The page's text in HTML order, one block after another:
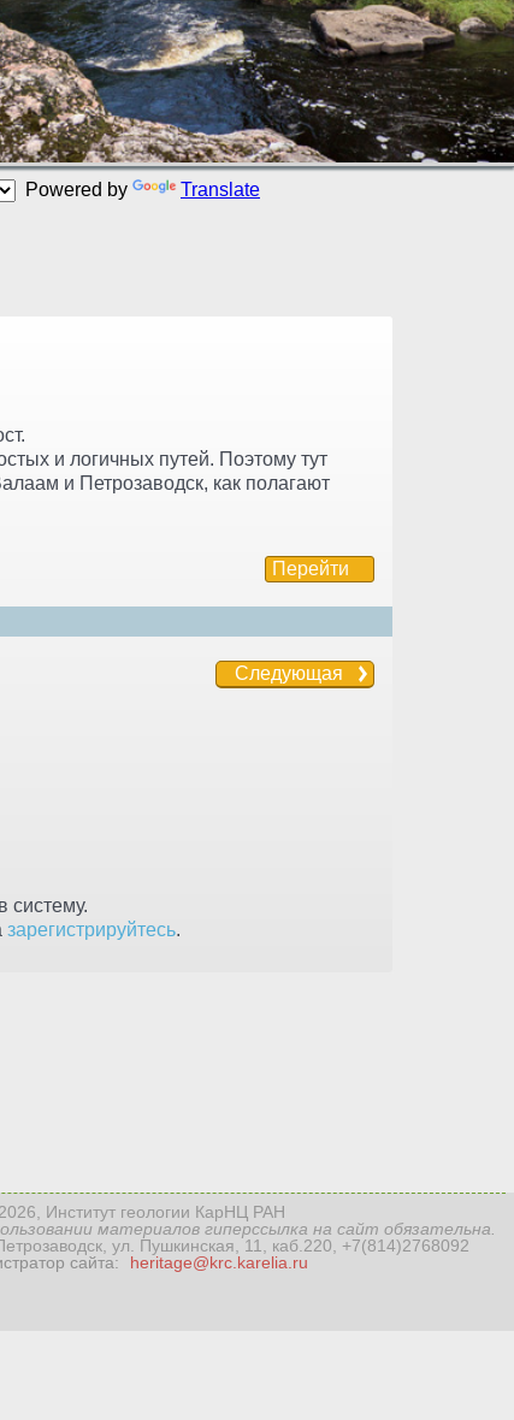
Powered by Translate
и логичных путей. Поэтому тут
и Петрозаводск, как полагают
Перейти
Следующая
систему.
зарегистрируйтесь.
Институт геологии КарНЦ РАН
материалов гиперссылка на сайт обязательна.
ул. Пушкинская, 11, каб.220, +7(814)2768092
сайта:
heritage@krc.karelia.ru